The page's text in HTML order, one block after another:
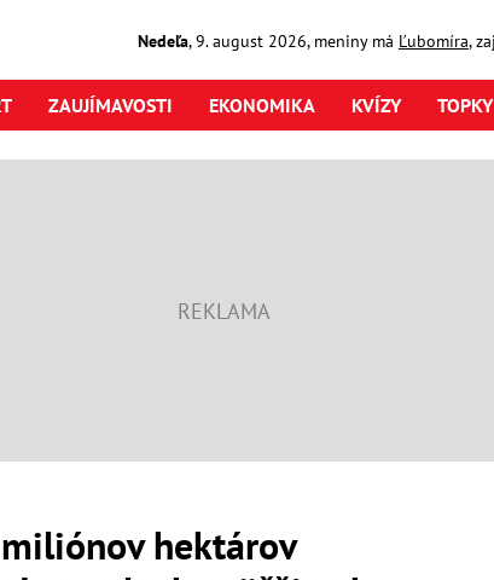
Nedeľa,9. august2026, meniny má Ľubomíra,
ZAUJÍMAVOSTI EKONOMIKA KVÍZY
hektárov